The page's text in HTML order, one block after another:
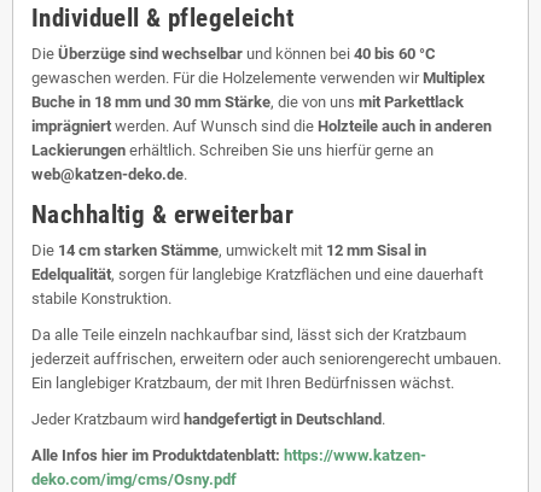
Individuell & pflegeleicht
Die Überzüge sind wechselbar und können bei 40 bis 60 °C
gewaschen werden. Für die Holzelemente verwenden wirMultiplex
Buche in 18 mm und 30 mm Stärke, die von uns mit Parkettlack
imprägniert werden. Auf Wunsch sind die Holzteile auch in anderen
Lackierungen erhältlich. Schreiben Sie uns hierfür gerne an
web@katzen-deko.de.
Nachhaltig & erweiterbar
Die 14 cm starken Stämme, umwickelt mit 12 mm Sisal in
Edelqualität, sorgen für langlebige Kratzflächen und eine dauerhaft
stabile Konstruktion.
Da alle Teile einzeln nachkaufbar sind, lässt sich der Kratzbaum
jederzeit auffrischen, erweitern oder auch seniorengerecht umbauen.
Ein langlebiger Kratzbaum, der mit Ihren Bedürfnissen wächst.
Jeder Kratzbaum wird handgefertigt in Deutschland .
Alle Infos hier im Produktdatenblatt: https://www.katzen-
deko.com/img/cms/Osny.pdf